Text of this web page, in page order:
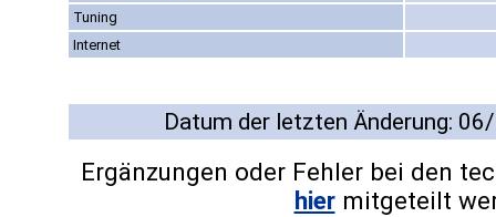
Tuning
Internet
Datum der letzten Änderung:
Ergänzungen oder Fehler bei den
hiermitgeteilt